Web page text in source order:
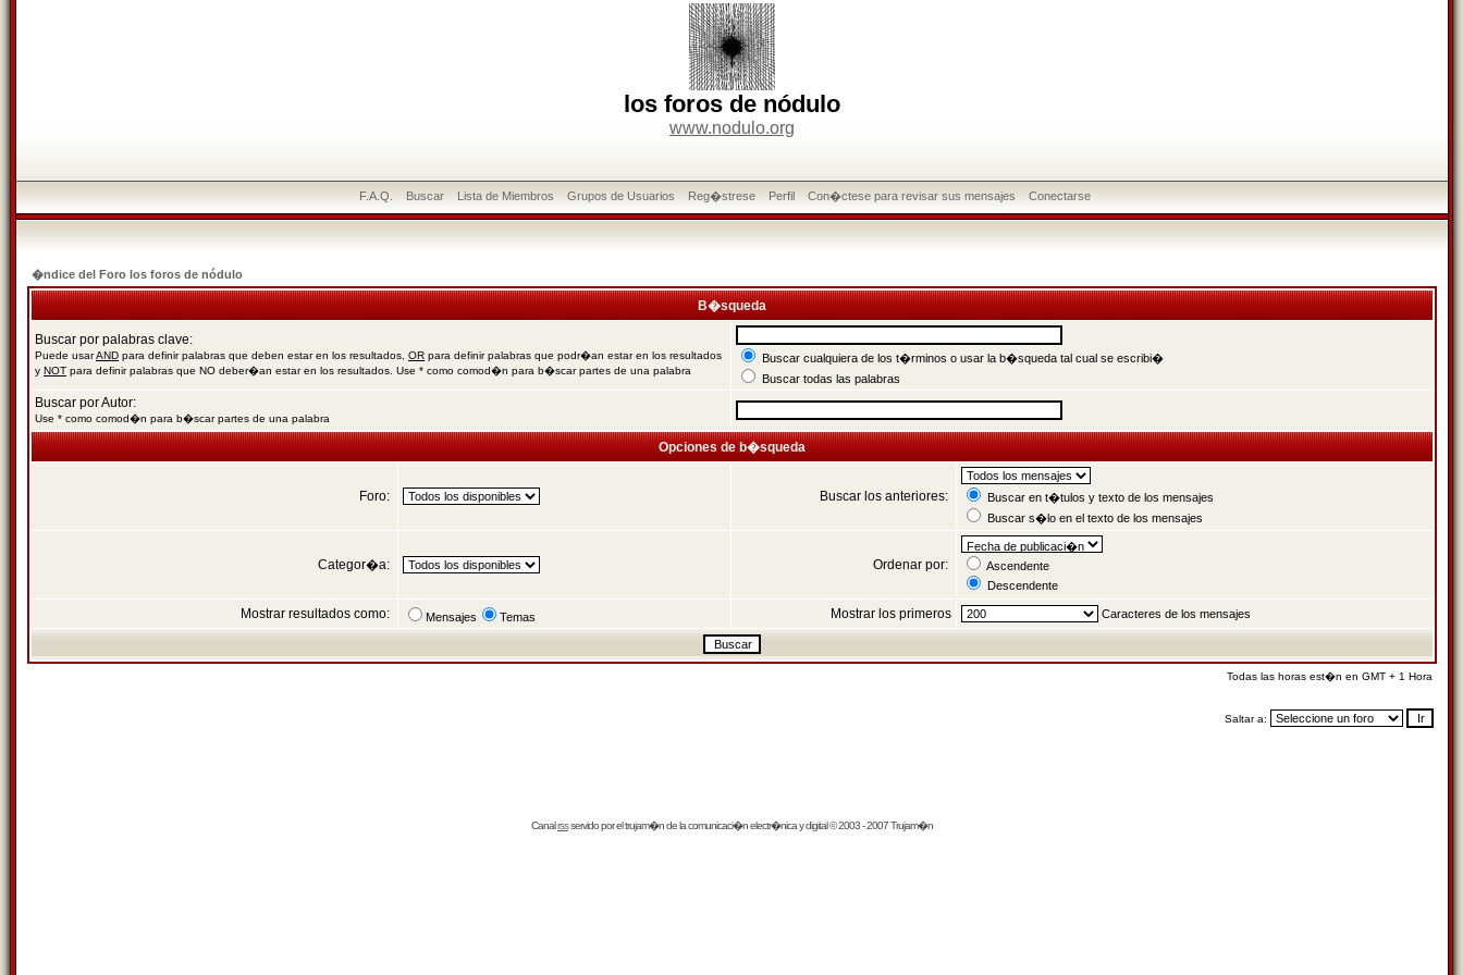
los foros de nódulo
www.nodulo.org
F.A.Q. Buscar Lista de Miembros Grupos de Usuarios Reg�strese Perfil Con�ctese para revisar sus mensajes Conectarse
�ndice del Foro los foros de nódulo
B�squeda
Buscar por palabras clave:
Puede usarAND para definir palabras que deben estar en los resultados, OR para definir palabras que podr�an estar en los resultados
y NOT para definir palabras que NO deber�an estar en los resultados. Use * como comod�n para b�scar partes de una palabra
Buscar cualquiera de los t�rminos o usar la b�squeda tal cual se escribi�
Buscar todas las palabras
Buscar por Autor:
Use * como comod�n para b�scar partes de una palabra
Opciones de b�squeda
Foro: Buscar los anteriores:
Buscar en t�tulos y texto de los mensajes
Buscar s�lo en el texto de los mensajes
Categor�a: Ordenar por:
Ascendente
Descendente
Mostrar resultados como: Mensajes Temas Mostrar los primeros Caracteres de los mensajes
Todas las horas est�n en GMT + 1 Hora
Saltar a:
Canalrssservido por eltrujam�nde la comunicaci�n electr�nica y digital © 2003 - 2007 Trujam�n